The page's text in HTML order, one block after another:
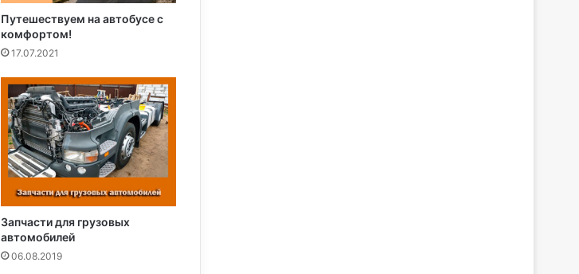
Путешествуем на автобусе с
комфортом!
17.07.2021
Запчасти для грузовых
автомобилей
06.08.2019